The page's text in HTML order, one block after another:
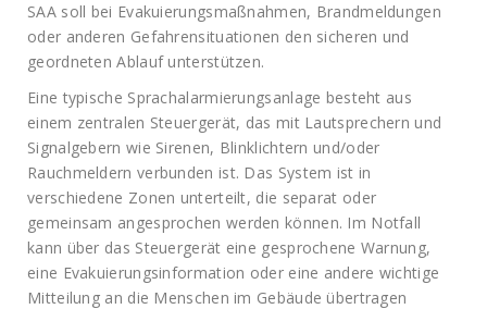
SAA soll bei Evakuierungsmaßnahmen, Brandmeldungen
oder anderen Gefahrensituationen den sicheren und
geordneten Ablauf unterstützen.
Eine typische Sprachalarmierungsanlage besteht aus
einem zentralen Steuergerät, das mit Lautsprechern und
Signalgebern wie Sirenen, Blinklichtern und/oder
Rauchmeldern verbunden ist. Das System ist in
verschiedene Zonen unterteilt, die separat oder
gemeinsam angesprochen werden können. Im Notfall
kann über das Steuergerät eine gesprochene Warnung,
eine Evakuierungsinformation oder eine andere wichtige
Mitteilung an die Menschen im Gebäude übertragen